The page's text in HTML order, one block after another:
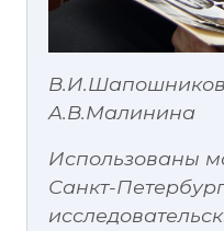
А.В.Малинина
Использованы
Санкт-